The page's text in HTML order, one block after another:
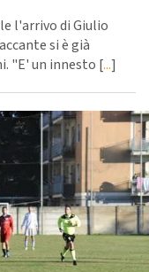
l'arrivo di Giulio
si è già
"E' un innesto [...]